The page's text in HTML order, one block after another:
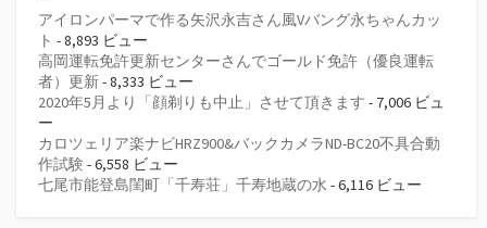
アイロンパーマで作る矢沢永吉さん風Vバング永ちゃんカッ
ト - 8,893 ビュー
高岡運転免許更新センターさんでゴールド免許（優良運転
者）更新- 8,333 ビュー
2020年5月より「顔剃りも中止」させて頂きます - 7,006 ビュ
ー
カロツェリア楽ナビHRZ900&バックカメラND-BC20不具合動
作試験 - 6,558 ビュー
七尾市能登島閨町「千寿荘」千寿地蔵の水 - 6,116 ビュー